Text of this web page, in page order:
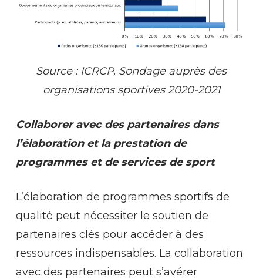
Source : ICRCP, Sondage auprès des
organisations sportives 2020-2021
Collaborer avec des partenaires dans
l’élaboration et la prestation de
programmes et de services de sport
L’élaboration de programmes sportifs de
qualité peut nécessiter le soutien de
partenaires clés pour accéder à des
ressources indispensables. La collaboration
avec des partenaires peut s’avérer